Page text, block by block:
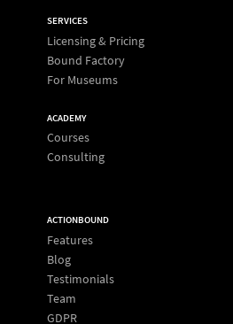
SERVICES
Licensing & Pricing
Bound Factory
For Museums
ACADEMY
Courses
Consulting
ACTIONBOUND
Features
Blog
Testimonials
Team
GDPR